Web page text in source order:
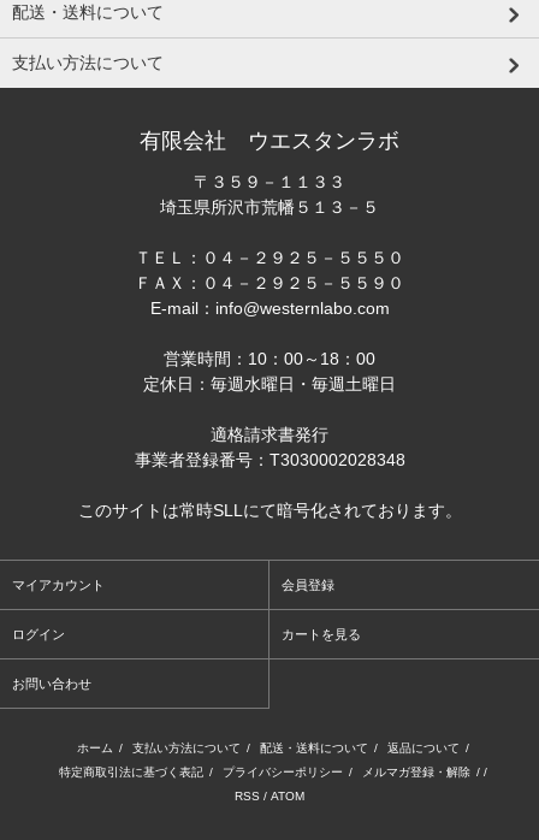
配送・送料について
支払い方法について
有限会社 ウエスタンラボ
〒３５９－１１３３
埼玉県所沢市荒幡５１３－５
ＴＥＬ：０４－２９２５－５５５０
ＦＡＸ：０４－２９２５－５５９０
E-mail：info@westernlabo.com
営業時間：10：00～18：00
定休日：毎週水曜日・毎週土曜日
適格請求書発行
事業者登録番号：T3030002028348
このサイトは常時SLLにて暗号化されております。
マイアカウント 会員登録
ログイン カートを見る
お問い合わせ
ホーム / 支払い方法について / 配送・送料について / 返品について /
特定商取引法に基づく表記 / プライバシーポリシー / メルマガ登録・解除 / /
RSS / ATOM